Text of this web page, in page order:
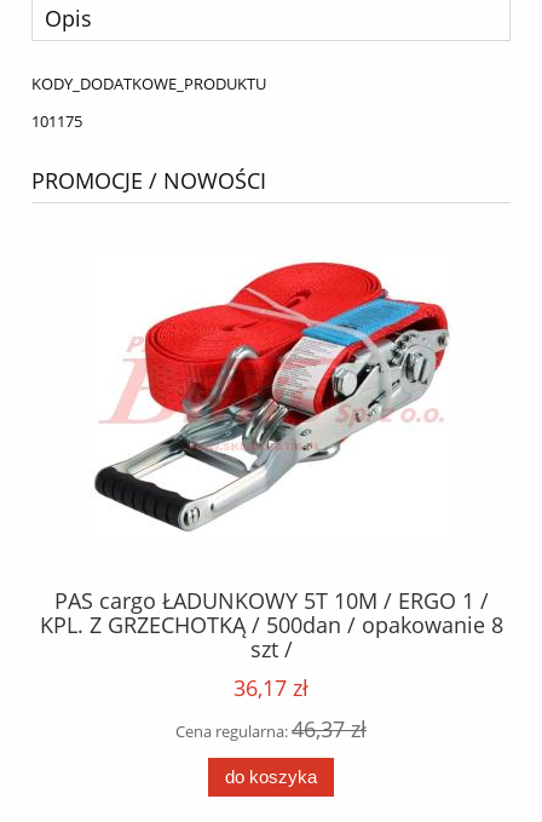
Opis
KODY_DODATKOWE_PRODUKTU
101175
PROMOCJE / NOWOŚCI
PAS cargo ŁADUNKOWY 5T 10M / ERGO 1 /
KPL. Z GRZECHOTKĄ / 500dan / opakowanie 8
szt /
36,17 zł
Cena regularna:46,37 zł
do koszyka